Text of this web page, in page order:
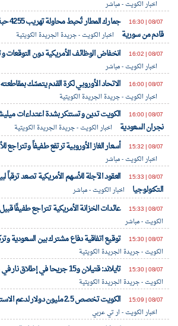
اخبار الكويت - مباشر
08/07 | 16:30
جمارك
قادم من سورية
اخبار الكويت - جريدة الجريدة الكويتية
08/07 | 16:02
انخفاض الوظائف الأمريكية دون التوقعات
اخبار الكويت - مباشر
08/07 | 16:00
الاتحاد الأوروبي لكرة القدم يتمسّك
اخبار الكويت - جريدة الجريدة الكويتية
08/07 | 16:00
الكويت تدين وتستنكر بشدة اعتداءات
نجران السعودية
اخبار الكويت - جريدة الجريدة الكويتية
08/07 | 15:32
أسعار الغاز الأوروبية ترتفع طفيفاً وتتراجع
اخبار الكويت - مباشر
08/07 | 15:33
العقود الآجلة للأسهم الأمريكية تصعد ترقباً
التكنولوجيا
اخبار الكويت - مباشر
08/07 | 15:33
عائدات الخزانة الأمريكية تتراجع طفيفًا
الكويت - مباشر
08/07 | 15:30
توقيع اتفاقية دفاع مشترك بين السعودية
الكويت - جريدة الجريدة الكويتية
08/07 | 15:30
تايلاند: قتيلان و15 جريحا في إطلاق نار في مدرسة قرب بانكوك
الكويت - جريدة الجريدة الكويتية
08/07 | 15:09
الكويت تخصص 2.5 مليون دولار لدعم الاستجابة الإنسانية في سوريا
اخبار الكويت - ار تي عربي